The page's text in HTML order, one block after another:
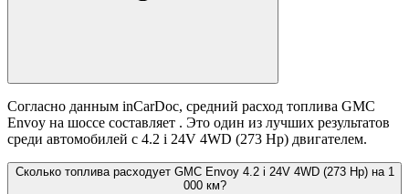
Согласно данным inCarDoc, средний расход топлива GMC
Envoy на шоссе составляет . Это один из лучших результатов
среди автомобилей с 4.2 i 24V 4WD (273 Hp) двигателем.
Сколько топлива расходует GMC Envoy 4.2 i 24V 4WD (273 Hp) на 1
000 км?